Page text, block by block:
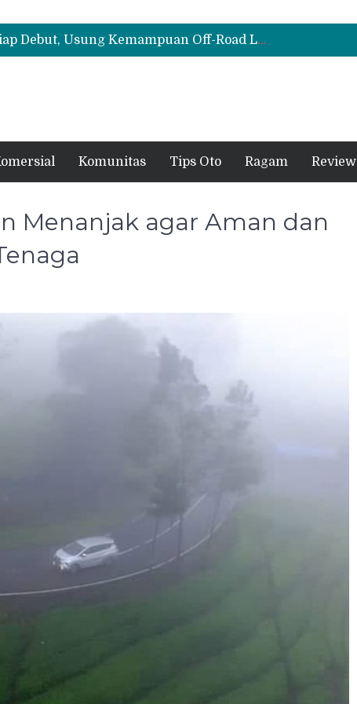
Biaya Operasional Geely Starray EM-i Mulai Rp514 Ribu per Bulan, Jarak Tempuh Tembus 1.000 Km
All-New Mitsubishi Pajero Siap Debut, Usung Kemampuan Off-Road Lebih Tangguh
EV SE, Harga Mulai Rp299 Juta
Komunitas Tips Oto Ragam Review
Menanjak agar Aman dan